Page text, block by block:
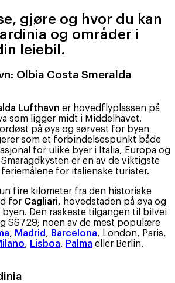
gjøre og hvor du kan
og områder i
leiebil.
Olbia Costa Smeralda
Lufthavn er hovedflyplassen på
som ligger midt i Middelhavet.
på øya og sørvest for byen
som et forbindelsespunkt både
for ulike byer i Italia, Europa og
er en av de viktigste
for italienske turister.
fire kilometer fra den historiske
for Cagliari, hovedstaden på øya og
Den raskeste tilgangen til bilvei
SS729; noen av de mest populære
, Madrid , Barcelona, ​​London, Paris,
, Lisboa, Palma eller Berlin.